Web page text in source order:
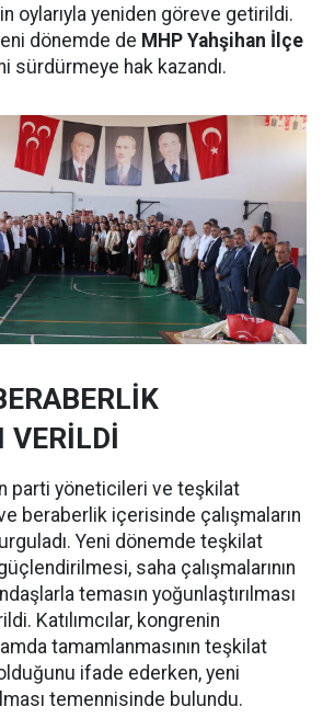
oylarıyla yeniden göreve getirildi.
dönemde de MHP Yahşihan İlçe
sürdürmeye hak kazandı.
VERİLDİ
parti yöneticileri ve teşkilat
beraberlik içerisinde çalışmaların
Yeni dönemde teşkilat
saha çalışmalarının
temasın yoğunlaştırılması
Katılımcılar, kongrenin
tamamlanmasının teşkilat
ifade ederken, yeni
temennisinde bulundu.